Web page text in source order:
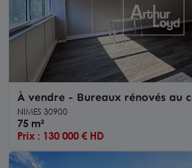
À vendre - Bureaux rénovés au
Georges Besse à Nîmes avec
NIMES 30900
75 m²
Prix : 130 000 € HD